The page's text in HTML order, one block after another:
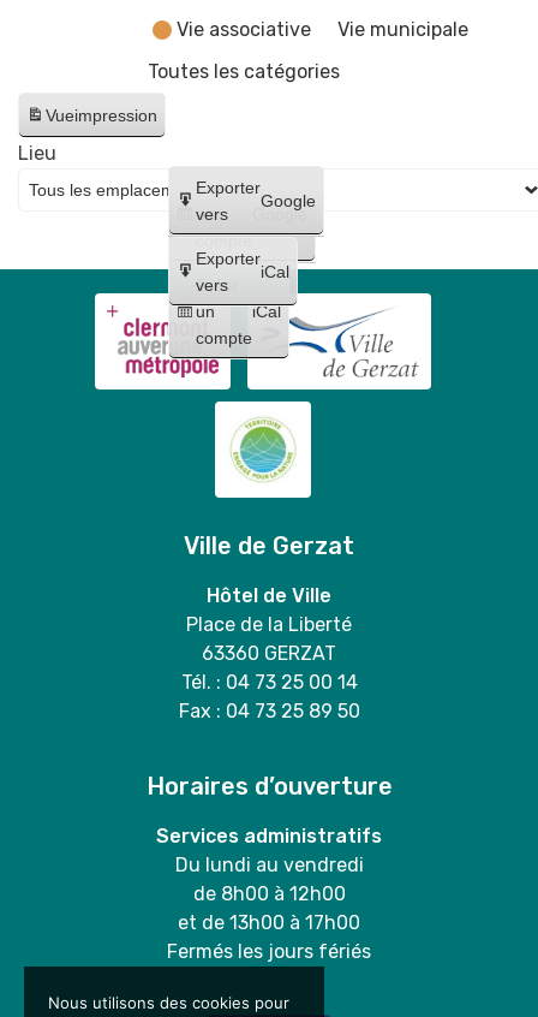
Vie associative
Vie municipale
Toutes les catégories
Vueimpression
Créer
un
compte
Google
Créer
un
compte
iCal
Exporter
vers
Google
Exporter
vers
iCal
Lieu
Ville de Gerzat
Hôtel de Ville
Place de la Liberté
63360 GERZAT
Tél. : 04 73 25 00 14
Fax : 04 73 25 89 50
Horaires d’ouverture
Services administratifs
Du lundi au vendredi
de 8h00 à 12h00
et de 13h00 à 17h00
Fermés les jours fériés
Nous utilisons des cookies pour